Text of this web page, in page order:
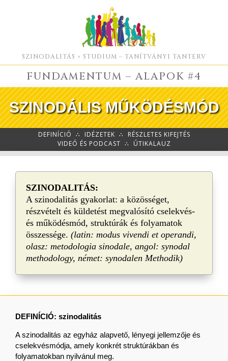
SZINODALITÁS » STUDIUM – TANÍTVÁNYI TANTERV
FUNDAMENTUM – ALAPOK #4
SZINODÁLIS MŰKÖDÉSMÓD
DEFINÍCIÓ ∴ IDÉZETEK ∴ RÉSZLETES KIFEJTÉS
VIDEÓ ÉS PODCAST ∴ ÚTIKALAUZ
SZINODALITÁS:
A szinodalitás gyakorlat: a közösséget,
részvételt és küldetést megvalósító cselekvés-
és működésmód, struktúrák és folyamatok
összessége. (latin: modus vivendi et operandi,
olasz: metodologia sinodale, angol: synodal
methodology, német: synodalen Methodik)
DEFINÍCIÓ: szinodalitás
A szinodalitás az egyház alapvető, lényegi jellemzője és
cselekvésmódja, amely konkrét struktúrákban és
folyamatokban nyilvánul meg.